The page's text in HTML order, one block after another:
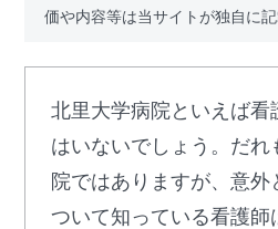
価や内容等は当サイトが独自に記
北里大学病院といえば看
はいないでしょう。だれ
院ではありますが、意外
ついて知っている看護師